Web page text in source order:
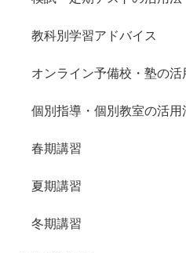
教科別学習アドバイス
オンライン予備校・塾の活
個別指導・個別教室の活用
春期講習
夏期講習
冬期講習